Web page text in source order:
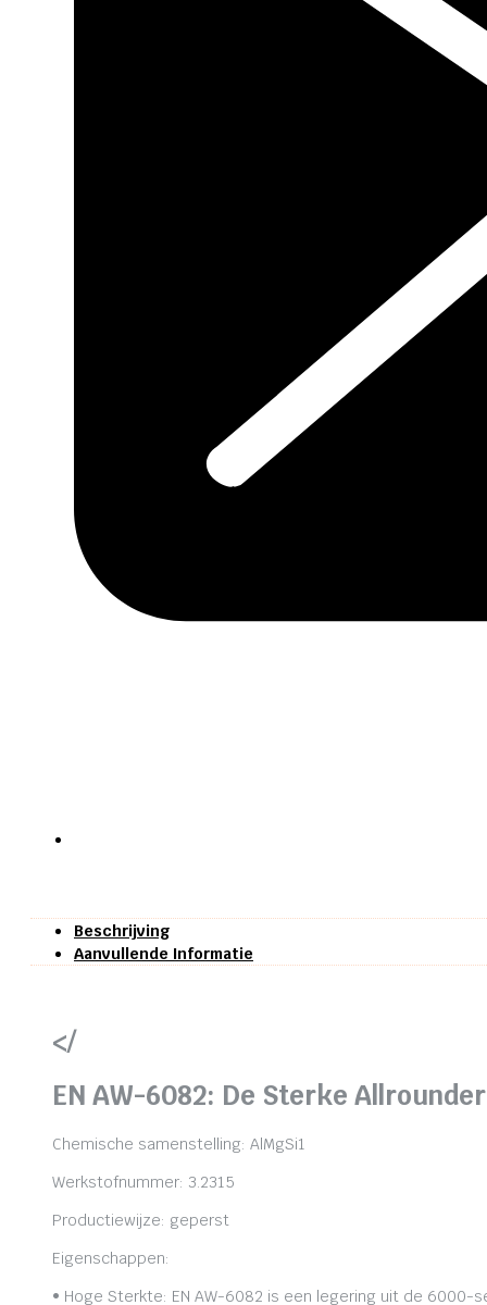
Beschrijving
Aanvullende Informatie
</
EN AW-6082: De Sterke Allrounder
Chemische samenstelling: AlMgSi1
Werkstofnummer: 3.2315
Productiewijze: geperst
Eigenschappen:
• Hoge Sterkte: EN AW-6082 is een legering uit de